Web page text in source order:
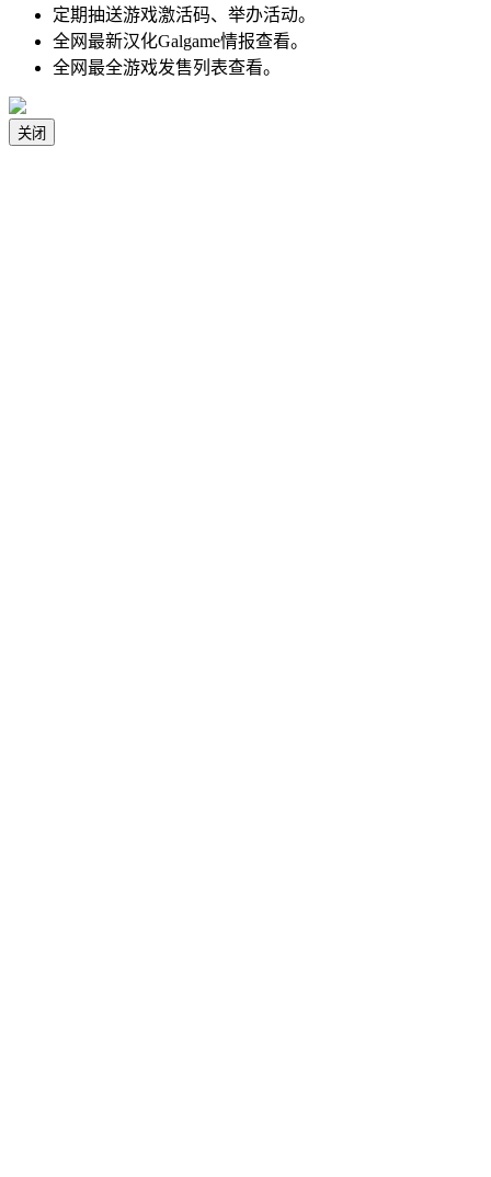
定期抽送游戏激活码、举办活动。
全网最新汉化Galgame情报查看。
全网最全游戏发售列表查看。
关闭